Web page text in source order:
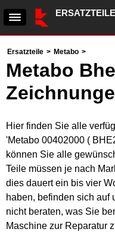
Ersatzteile > Metabo >
Metabo
Hier finden Sie alle
'Metabo 00402000 (
können Sie alle
Teile müssen je nach
dies dauert ein bis vier
haben, befinden sich auf
nicht beraten, was Sie
Maschine zur Reparatur